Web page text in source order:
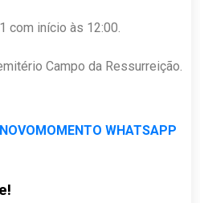
com início às 12:00.
Campo da Ressurreição.
WHATSAPP